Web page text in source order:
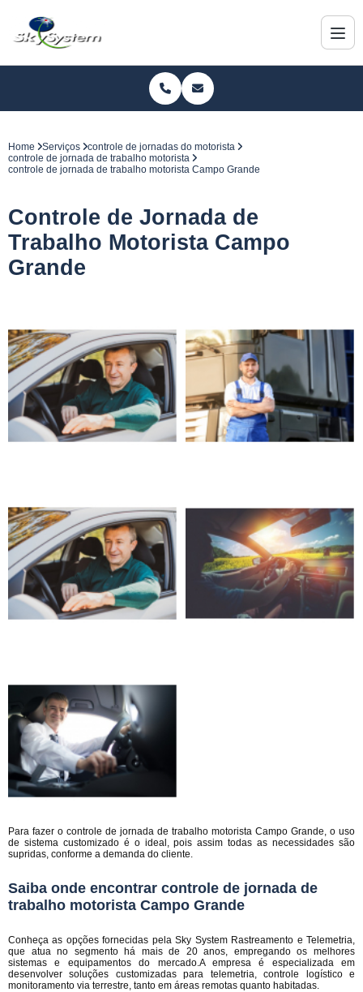
Home Serviços
controle de jornadas do motorista
controle de jornada de trabalho motorista
controle de jornada de trabalho motorista Campo Grande
Controle de Jornada de
Trabalho Motorista Campo
Grande
Para fazer o controle de jornada de trabalho motorista Campo Grande, o uso
de sistema customizado é o ideal, pois assim todas as necessidades são
supridas, conforme a demanda do cliente.
Saiba onde encontrar controle de jornada de
trabalho motorista Campo Grande
Conheça as opções fornecidas pela Sky System Rastreamento e Telemetria,
que atua no segmento há mais de 20 anos, empregando os melhores
sistemas e equipamentos do mercado.A empresa é especializada em
desenvolver soluções customizadas para telemetria, controle logístico e
monitoramento via terrestre, tanto em áreas remotas quanto habitadas.